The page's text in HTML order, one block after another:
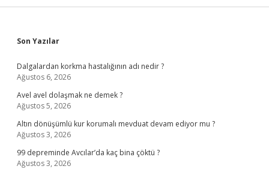
Sidebar
Son Yazılar
Dalgalardan korkma hastalığının adı nedir ?
Ağustos 6, 2026
Avel avel dolaşmak ne demek ?
Ağustos 5, 2026
Altın dönüşümlü kur korumalı mevduat devam ediyor mu ?
Ağustos 3, 2026
99 depreminde Avcılar’da kaç bina çöktü ?
Ağustos 3, 2026